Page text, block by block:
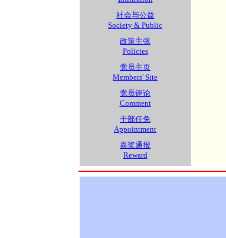
社会与公益
Society & Public
政策主张
Policies
党员主页
Members' Site
党员评论
Comment
干部任免
Appointment
嘉奖通报
Reward